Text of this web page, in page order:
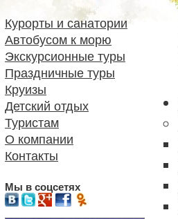
Курорты и санатории
Автобусом к морю
Экскурсионные туры
Праздничные туры
Круизы
Детский отдых
Туристам
О компании
Контакты
Мы в соцсетях